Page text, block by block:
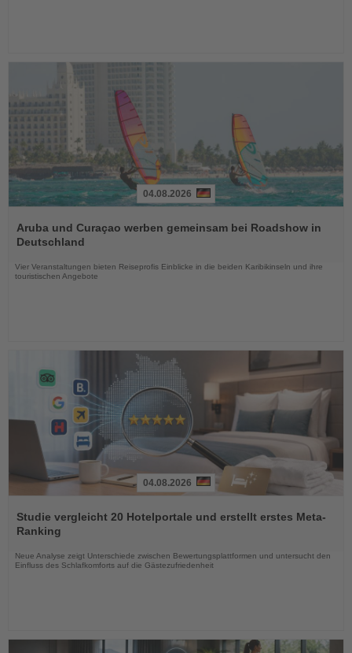
Sie
die
04.08.2026
Aruba und Curaçao werben gemeinsam bei Roadshow in
Deutschland
Vier Veranstaltungen bieten Reiseprofis Einblicke in die beiden Karibikinseln und ihre
touristischen Angebote
Sie
die
Nachrichten
04.08.2026
Studie vergleicht 20 Hotelportale und erstellt erstes Meta-
Ranking
Neue Analyse zeigt Unterschiede zwischen Bewertungsplattformen und untersucht den
Einfluss des Schlafkomforts auf die Gästezufriedenheit